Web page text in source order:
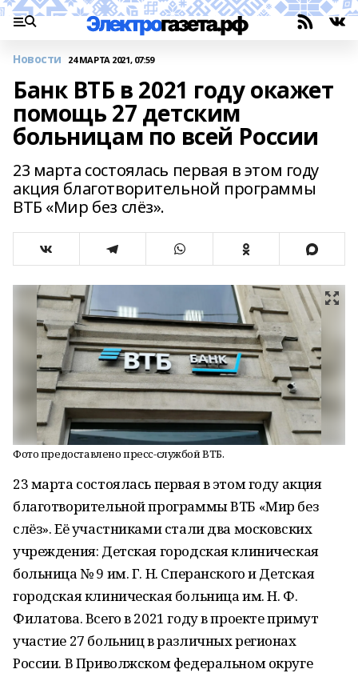
Новости 24 МАРТА 2021, 07:59
Банк ВТБ в 2021 году окажет
помощь 27 детским
больницам по всей России
23 марта состоялась первая в этом году
акция благотворительной программы
ВТБ «Мир без слёз».
Фото предоставлено пресс-службой ВТБ.
23 марта состоялась первая в этом году акция
благотворительной программы ВТБ «Мир без
слёз». Её участниками стали два московских
учреждения: Детская городская клиническая
больница № 9 им. Г. Н. Сперанского и Детская
городская клиническая больница им. Н. Ф.
Филатова. Всего в 2021 году в проекте примут
участие 27 больниц в различных регионах
России. В Приволжском федеральном округе